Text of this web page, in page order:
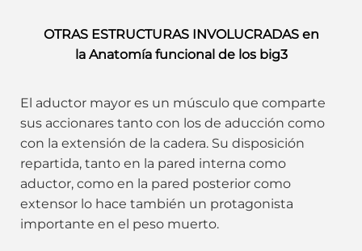
OTRAS ESTRUCTURAS INVOLUCRADAS en
la Anatomía funcional de los big3
El aductor mayor es un músculo que comparte
sus accionares tanto con los de aducción como
con la extensión de la cadera. Su disposición
repartida, tanto en la pared interna como
aductor, como en la pared posterior como
extensor lo hace también un protagonista
importante en el peso muerto.